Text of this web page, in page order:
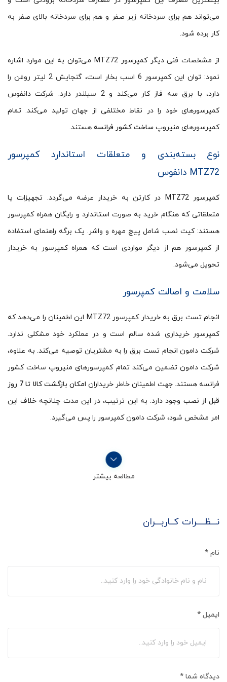
می‌تواند هم برای سردخانه زیر صفر و هم برای سردخانه بالای صفر به
کار برده شود.
از مشخصات فنی دیگر کمپرسور MTZ72 می‌توان به این موارد اشاره
نمود: توان این کمپرسور 6 اسب بخار است، گنجایش 2 لیتر روغن را
دارد، با برق سه فاز کار می‌کند و 2 سیلندر دارد. شرکت دانفوس
کمپرسورهای خود را در نقاط مختلفی از جهان تولید می‌کند. تمام
کمپرسورهای منیروپ ساخت کشور فرانسه هستند.
نوع بسته‌بندی و متعلقات استاندارد کمپرسور
MTZ72 دانفوس
کمپرسور MTZ72 در کارتن به خریدار عرضه می‌گردد. تجهیزات یا
متعلقاتی که هنگام خرید به صورت استاندارد و رایگان همراه کمپرسور
هستند: کیت نصب شامل پیچ مهره و واشر. یک برگه راهنمای استفاده
از کمپرسور هم از دیگر مواردی است که همراه کمپرسور به خریدار
تحویل می‌شود.
سلامت و اصالت کمپرسور
انجام تست برق به خریدار کمپرسور MTZ72 این اطمینان را می‌دهد که
کمپرسور خریداری شده سالم است و در عملکرد خود مشکلی ندارد.
شرکت دامون انجام تست برق را به مشتریان توصیه می‌کند. به علاوه،
شرکت دامون تضمین می‌کند تمام کمپرسورهای منیروپ ساخت کشور
فرانسه هستند. جهت اطمینان خاطر خریداران
امکان بازگشت کالا تا 7 روز
قبل از نصب وجود دارد. به این ترتیب، در این مدت چنانچه خلاف این
امر مشخص شود، شرکت دامون کمپرسور را پس می‌گیرد.
مطالعه بیشتر
نـــظــــرات کــاربـــران
نام *
ایمیل *
دیدگاه شما *